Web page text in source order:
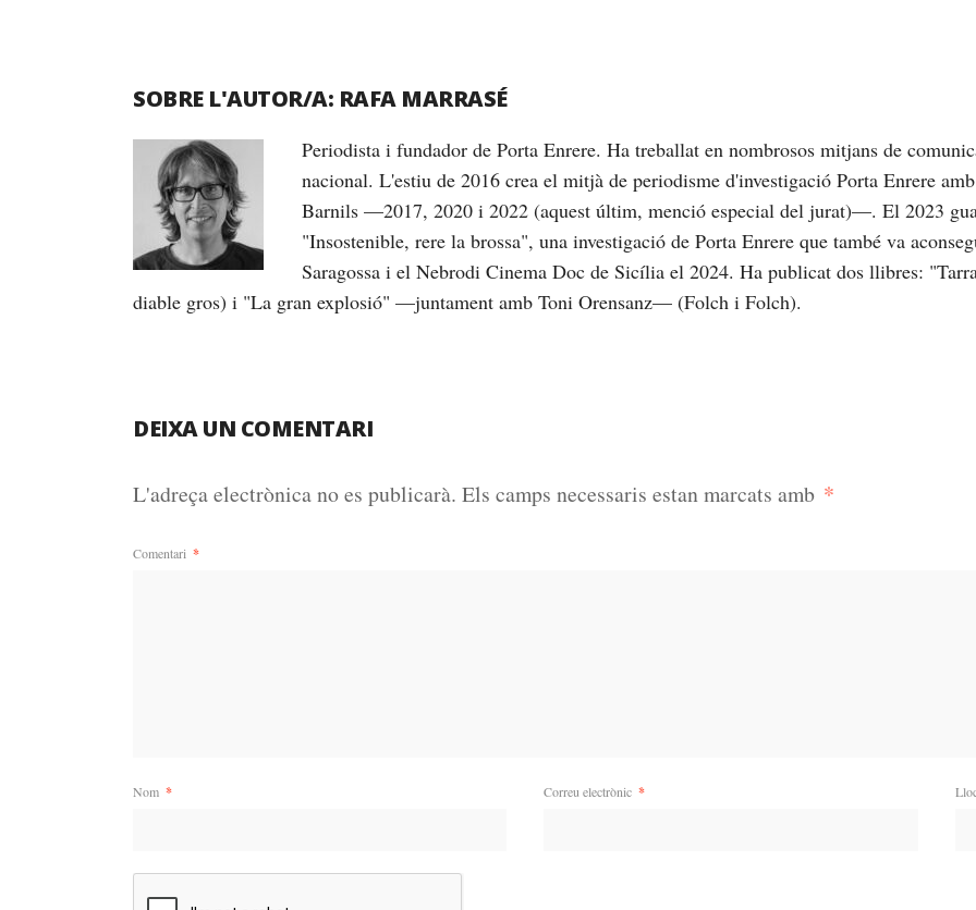
SOBRE L'AUTOR/A: RAFA MARRASÉ
Periodista i fundador de Porta Enrere. Ha treballat en nombrosos mitjans de
nacional. L'estiu de 2016 crea el mitjà de periodisme d'investigació Porta Enrere
Barnils —2017, 2020 i 2022 (aquest últim, menció especial del jurat)—. El 2023
"Insostenible, rere la brossa", una investigació de Porta Enrere que també va
Saragossa i el Nebrodi Cinema Doc de Sicília el 2024. Ha publicat dos llibres:
diable gros) i "La gran explosió" —juntament amb Toni Orensanz— (Folch i Folch).
DEIXA UN COMENTARI
L'adreça electrònica no es publicarà. Els camps necessaris estan marcats amb *
Comentari *
Nom * Correu electrònic *